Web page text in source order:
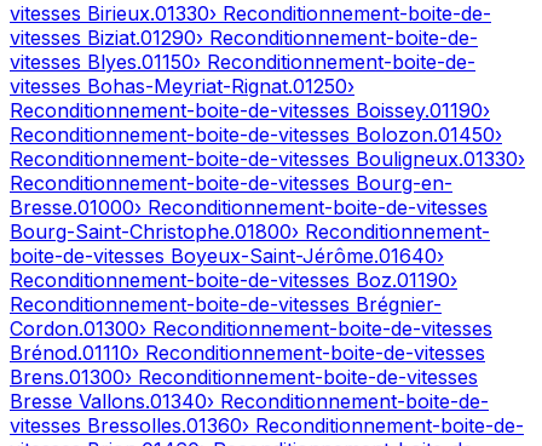
vitesses Birieux.01330› Reconditionnement-boite-de-
vitesses Biziat.01290› Reconditionnement-boite-de-
vitesses Blyes.01150› Reconditionnement-boite-de-
vitesses Bohas-Meyriat-Rignat.01250›
Reconditionnement-boite-de-vitesses Boissey.01190›
Reconditionnement-boite-de-vitesses Bolozon.01450›
Reconditionnement-boite-de-vitesses Bouligneux.01330›
Reconditionnement-boite-de-vitesses Bourg-en-
Bresse.01000› Reconditionnement-boite-de-vitesses
Bourg-Saint-Christophe.01800› Reconditionnement-
boite-de-vitesses Boyeux-Saint-Jérôme.01640›
Reconditionnement-boite-de-vitesses Boz.01190›
Reconditionnement-boite-de-vitesses Brégnier-
Cordon.01300› Reconditionnement-boite-de-vitesses
Brénod.01110› Reconditionnement-boite-de-vitesses
Brens.01300› Reconditionnement-boite-de-vitesses
Bresse Vallons.01340› Reconditionnement-boite-de-
vitesses Bressolles.01360› Reconditionnement-boite-de-